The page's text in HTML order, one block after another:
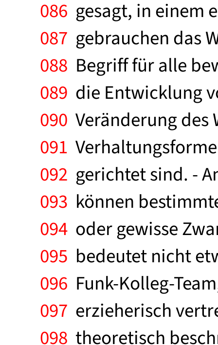
086 gesagt, in einem
087 gebrauchen das
088 Begriff für alle
089 die Entwicklung
090 Veränderung
091
092 gerichtet sind. -
093 können
094 oder gewisse
095 bedeutet nicht
096 Funk-Kolleg-
097 erzieherisch
098 theoretisch